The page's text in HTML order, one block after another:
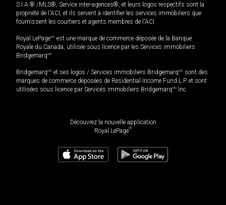
S.I.A.® /MLS®, Service inter-agences®, et leurs logos respectifs sont la
propriété de l'ACI, et ils servent à identifier les services immobiliers que
fournissent les courtiers et agents membres de l'ACI.
Royal LePageMD est une marque de commerce déposée de la Banque
Royale du Canada, utilisée sous licence par les Services immobiliers
BridgemarqMD.
BridgemarqMD et ses logos / Services immobiliers BridgemarqMD sont des
marques de commerce déposées de Residential Income Fund L.P. et sont
utilisées sous licence par Services immobiliers BridgemarqMD Inc.
Découvrez la nouvelle application
Royal LePageMD